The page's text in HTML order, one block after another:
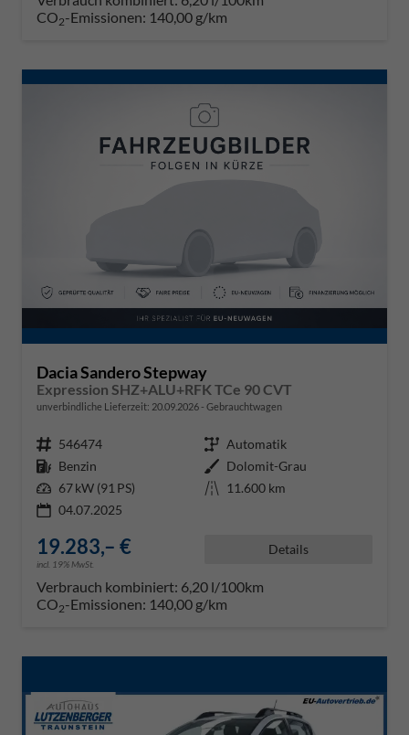
CO2-Emissionen: 140,00 g/km
Dacia Sandero Stepway
Expression SHZ+ALU+RFK TCe 90 CVT
unverbindliche Lieferzeit: 20.09.2026 Gebrauchtwagen
Fahrzeugnr. 546474 Getriebe Automatik
Kraftstoff Benzin Außenfarbe Dolomit-Grau
Leistung 67 kW (91 PS) Kilometerstand 11.600 km
04.07.2025
19.283,– €
incl. 19% MwSt.
Details
Verbrauch kombiniert: 6,20 l/100km
CO2-Emissionen: 140,00 g/km